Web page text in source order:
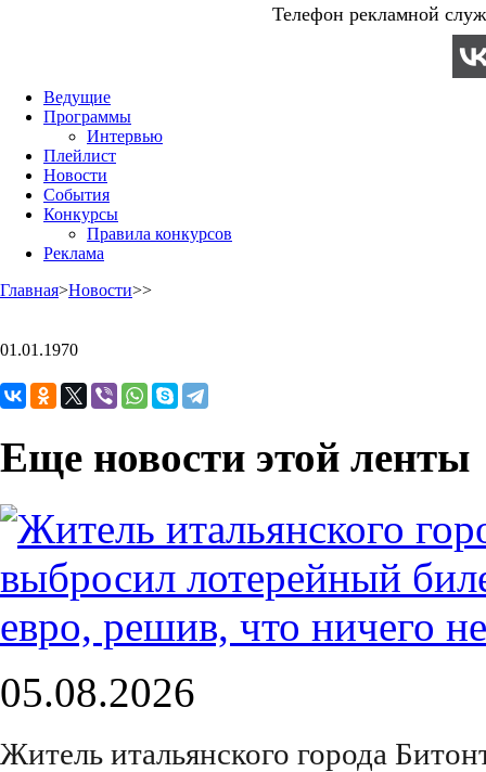
Телефон рекламной
Ведущие
Программы
Интервью
Плейлист
Новости
События
Конкурсы
Правила конкурсов
Реклама
Главная>Новости>>
01.01.1970
Еще новости этой ленты
05.08.2026
Житель итальянского города